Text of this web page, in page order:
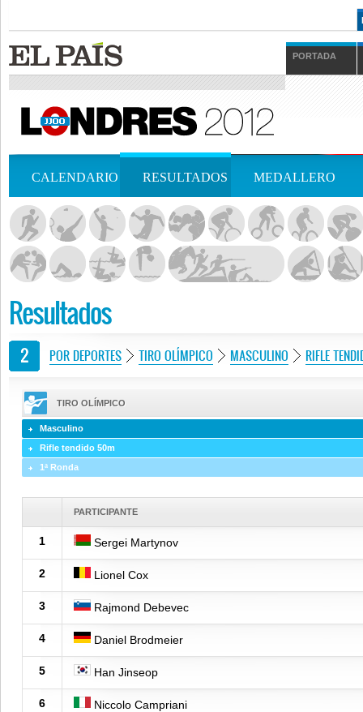
PORTADA
CALENDARIO RESULTADOS MEDALLERO
Resultados
POR DEPORTES TIRO OLÍMPICO MASCULINO RIFLE
TIRO OLÍMPICO
Masculino
Rifle tendido 50m
1ª Ronda
PARTICIPANTE
1 Sergei Martynov
2 Lionel Cox
3 Rajmond Debevec
4 Daniel Brodmeier
5 Han Jinseop
6 Niccolo Campriani